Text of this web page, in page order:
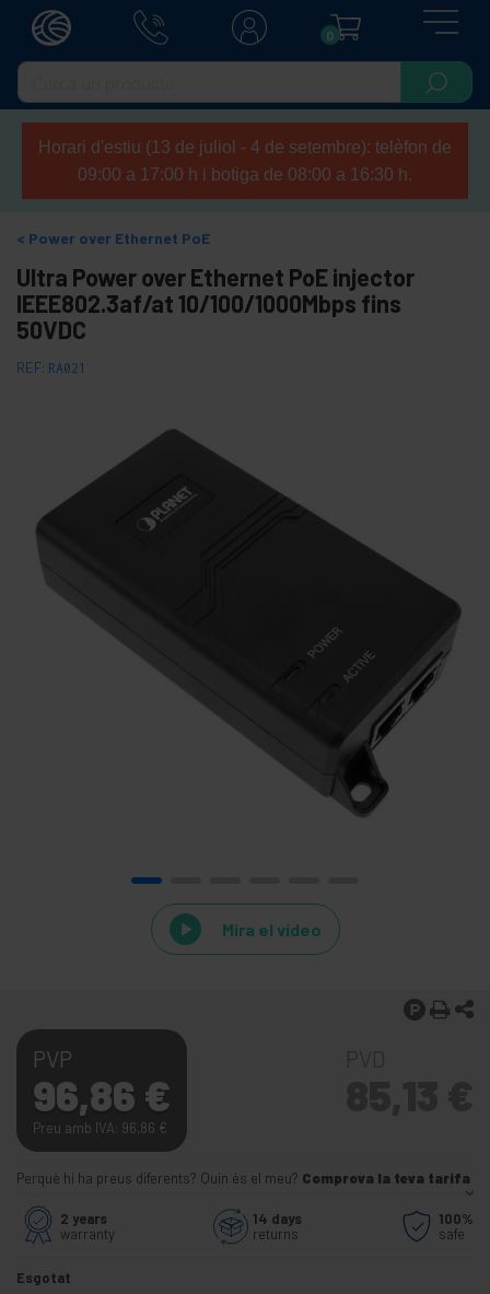
0
Horari d'estiu (13 de juliol - 4 de setembre): telèfon de
09:00 a 17:00 h i botiga de 08:00 a 16:30 h.
Power over Ethernet PoE
Ultra Power over Ethernet PoE injector
IEEE802.3af/at 10/100/1000Mbps fins
50VDC
REF: RA021
Mira el vídeo
PVP
96,86 €
Preu amb IVA: 96,86 €
Perquè hi ha preus diferents? Quin és el meu? Comprova la teva tarifa
2 years
warranty
14 days
returns
100%
safe
Esgotat